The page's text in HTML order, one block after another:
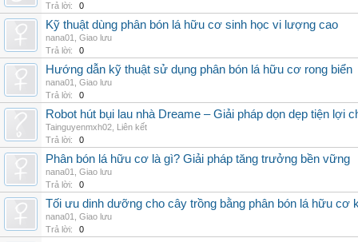
Trả lời:
0
Kỹ thuật dùng phân bón lá hữu cơ sinh học vi lượng cao
nana01
Giao lưu
Trả lời:
0
Hướng dẫn kỹ thuật sử dụng phân bón lá hữu cơ rong biển
nana01
Giao lưu
Trả lời:
0
Robot hút bụi lau nhà Dreame – Giải pháp dọn dẹp tiện lợi
Tainguyenmxh02 Liên kết
Trả lời:
0
Phân bón lá hữu cơ là gì? Giải pháp tăng trưởng bền vững
nana01
Giao lưu
Trả lời:
0
Tối ưu dinh dưỡng cho cây trồng bằng phân bón lá hữu cơ
nana01
Giao lưu
Trả lời:
0